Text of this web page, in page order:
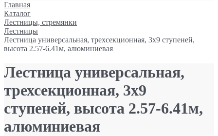
Главная
Каталог
Лестницы, стремянки
Лестницы
Лестница универсальная, трехсекционная, 3х9 ступеней,
высота 2.57-6.41м, алюминиевая
Лестница универсальная,
трехсекционная, 3х9
ступеней, высота 2.57-6.41м,
алюминиевая